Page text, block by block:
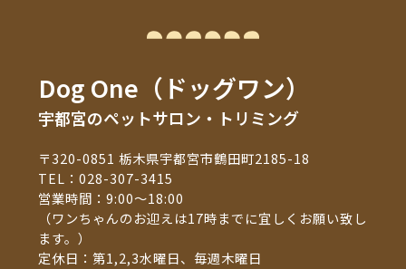
Dog One（ドッグワン）
宇都宮のペットサロン・トリミング
〒320-0851 栃木県宇都宮市鶴田町2185-18
TEL：028-307-3415
営業時間：9:00～18:00
（ワンちゃんのお迎えは17時までに宜しくお願い致し
ます。）
定休日：第1,2,3水曜日、毎週木曜日